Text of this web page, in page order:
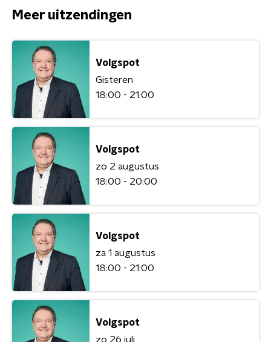
Meer uitzendingen
Volgspot
Gisteren
18:00 - 21:00
Volgspot
zo 2 augustus
18:00 - 20:00
Volgspot
za 1 augustus
18:00 - 21:00
Volgspot
zo 26 juli